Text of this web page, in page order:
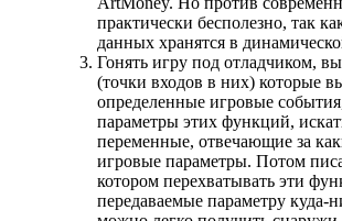
практически бесполезно, так
данных хранятся в
Гонять игру под отладчиком,
(точки входов в них) которые
определенные игровые
параметры этих функций,
переменные, отвечающие за
игровые параметры. Потом
котором перехватывать эти
передаваемые параметру куда-